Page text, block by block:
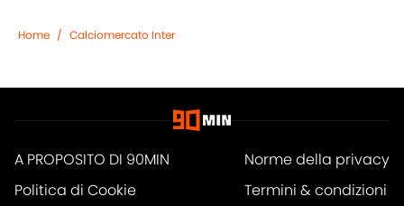
Home / Calciomercato Inter
A PROPOSITO DI 90MIN
Norme della privacy
Politica di Cookie
Termini & condizioni